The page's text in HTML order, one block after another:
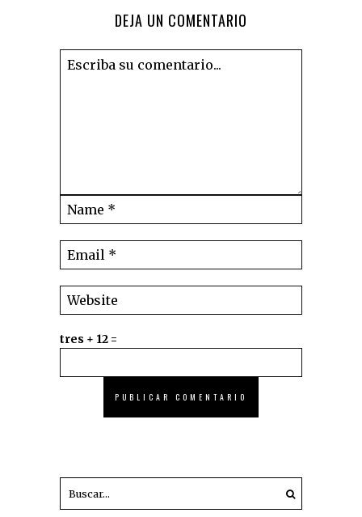
DEJA UN COMENTARIO
tres + 12 =